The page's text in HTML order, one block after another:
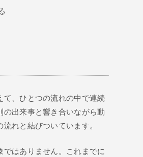
て、ひとつの流れの中で連続
出来事と響き合いながら動
れと結びついています。
はありません。これまでに